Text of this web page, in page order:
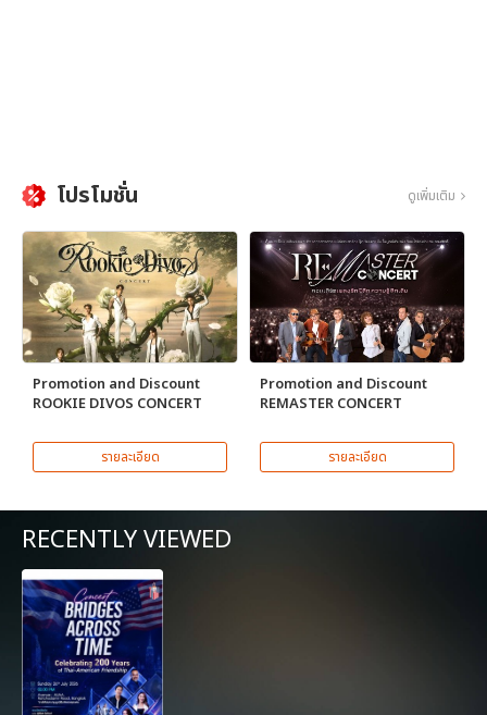
โปรโมชั่น ดูเพิ่มเติม
Promotion and Discount
ROOKIE DIVOS CONCERT
รายละเอียด
Promotion and Discount
REMASTER CONCERT
รายละเอียด
RECENTLY VIEWED